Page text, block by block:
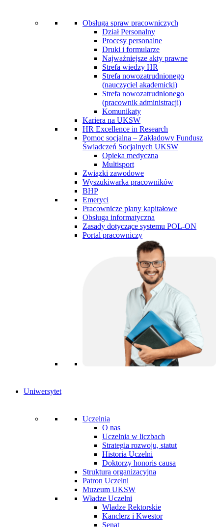
Obsługa spraw pracowniczych
Dział Personalny
Procesy personalne
Druki i formularze
Najważniejsze akty prawne
Strefa wiedzy HR
Strefa nowozatrudnionego
(nauczyciel akademicki)
Strefa nowozatrudnionego
(pracownik administracji)
Komunikaty
Kariera na UKSW
HR Excellence in Research
Pomoc socjalna – Zakładowy Fundusz
Świadczeń Socjalnych UKSW
Opieka medyczna
Multisport
Związki zawodowe
Wyszukiwarka pracowników
BHP
Emeryci
Pracownicze plany kapitałowe
Obsługa informatyczna
Zasady dotyczące systemu POL-ON
Portal pracowniczy
Uniwersytet
Uczelnia
O nas
Uczelnia w liczbach
Strategia rozwoju, statut
Historia Uczelni
Doktorzy honoris causa
Struktura organizacyjna
Patron Uczelni
Muzeum UKSW
Władze Uczelni
Władze Rektorskie
Kanclerz i Kwestor
Senat